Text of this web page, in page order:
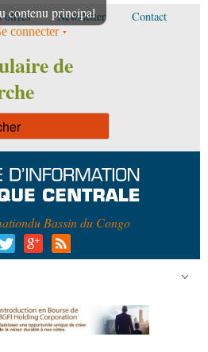
contenu principal
offres Newsletter Contact
connecter
de
du Bassin du Congo